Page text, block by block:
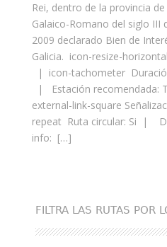
Rei, dentro de la provincia
Galaico-Romano del siglo III
2009 declarado Bien de
Galicia. icon-resize-
| icon-tachometer
| Estación recomendada:
external-link-square
repeat Ruta circular: Si |
info: […]
FILTRA LAS RUTAS POR